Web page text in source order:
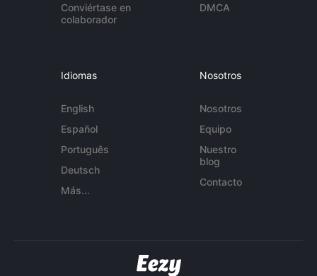
Conviértase en
colaborador
DMCA
Idiomas
English
Español
Português
Deutsch
Más...
Nosotros
Nosotros
Equipo
Nuestro
blog
Contacto